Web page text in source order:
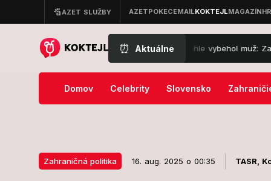
⏰ Aktuálne
na cyklotrase! Pred Zdena Cháru náhle vybehol muž: Zasahovala
Domov Celebrity Slovensko
Zahraničná politika 16. aug. 2025 o 00:35 TASR,